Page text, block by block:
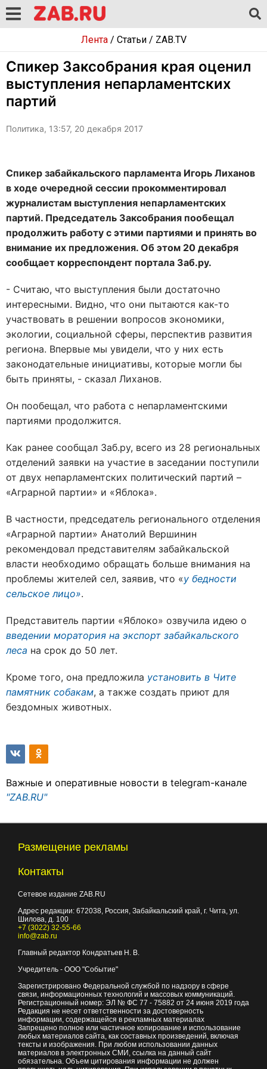
Лента/ Статьи/ ZAB.TV
Спикер Заксобрания края оценил
выступления непарламентских
партий
Политика, 13:57, 20 декабря 2017
Спикер забайкальского парламента Игорь Лиханов
в ходе очередной сессии прокомментировал
журналистам выступления непарламентских
партий. Председатель Заксобрания пообещал
продолжить работу с этими партиями и принять во
внимание их предложения. Об этом 20 декабря
сообщает корреспондент портала Заб.ру.
- Считаю, что выступления были достаточно
интересными. Видно, что они пытаются как-то
участвовать в решении вопросов экономики,
экологии, социальной сферы, перспектив развития
региона. Впервые мы увидели, что у них есть
законодательные инициативы, которые могли бы
быть приняты, - сказал Лиханов.
Он пообещал, что работа с непарламентскими
партиями продолжится.
Как ранее сообщал Заб.ру, всего из 28 региональных
отделений заявки на участие в заседании поступили
от двух непарламентских политический партий –
«Аграрной партии» и «Яблока».
В частности, председатель регионального отделения
«Аграрной партии» Анатолий Вершинин
рекомендовал представителям забайкальской
власти необходимо обращать больше внимания на
проблемы жителей сел, заявив, что «у бедности
сельское лицо».
Представитель партии «Яблоко» озвучила идею о
введении моратория на экспорт забайкальского
леса на срок до 50 лет.
Кроме того, она предложила установить в Чите
памятник собакам, а также создать приют для
бездомных животных.
Важные и оперативные новости в telegram-канале
"ZAB.RU"
Размещение рекламы
Контакты
Сетевое издание ZAB.RU
Адрес редакции: 672038, Россия, Забайкальский край, г. Чита, ул.
Шилова, д. 100
+7 (3022) 32-55-66
info@zab.ru
Главный редактор Кондратьев Н. В.
Учредитель - ООО "Событие"
Зарегистрировано Федеральной службой по надзору в сфере
связи, информационных технологий и массовых коммуникаций.
Регистрационный номер: ЭЛ № ФС 77 - 75882 от 24 июня 2019 года
Редакция не несет ответственности за достоверность
информации, содержащейся в рекламных материалах
Запрещено полное или частичное копирование и использование
любых материалов сайта, как составных произведений, включая
тексты и изображения. При любом использовании данных
материалов в электронных СМИ, ссылка на данный сайт
обязательна. Объем цитирования информации не должен